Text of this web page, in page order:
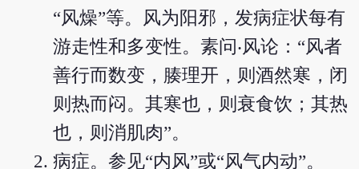
“风燥”等。风为阳邪，发病症状每有
游走性和多变性。素问‧风论：“风者
善行而数变，腠理开，则酒然寒，闭
则热而闷。其寒也，则衰食饮；其热
也，则消肌肉”。
病症。参见“内风”或“风气内动”。